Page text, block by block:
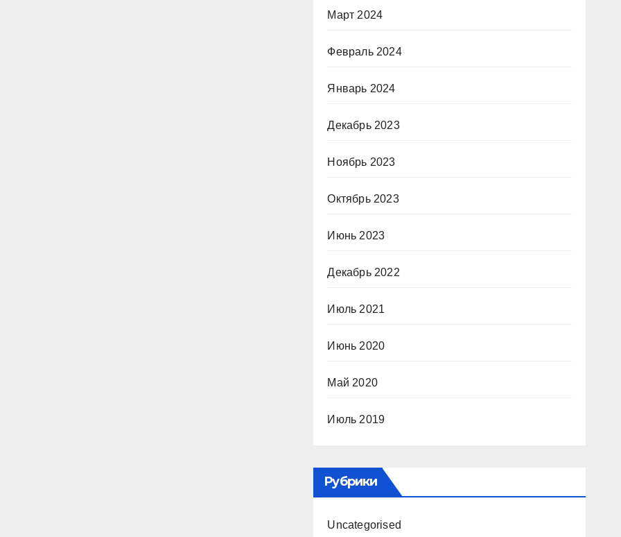
Март 2024
Февраль 2024
Январь 2024
Декабрь 2023
Ноябрь 2023
Октябрь 2023
Июнь 2023
Декабрь 2022
Июль 2021
Июнь 2020
Май 2020
Июль 2019
Рубрики
Uncategorised